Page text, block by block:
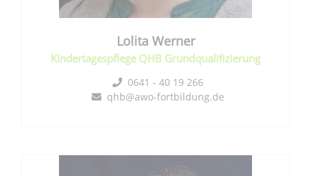
Lolita Werner
Kindertagespflege QHB Grundqualifizierung
0641 - 40 19 266
qhb@awo-fortbildung.de